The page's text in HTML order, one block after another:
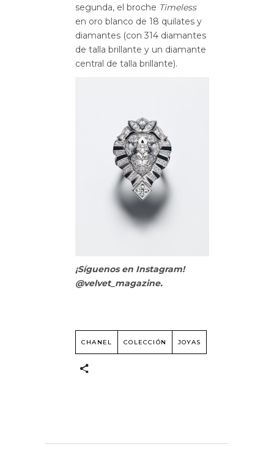
segunda, el broche Timeless
en oro blanco de 18 quilates y
diamantes (con 314 diamantes
de talla brillante y un diamante
central de talla brillante).
¡Síguenos en Instagram!
@velvet_magazine.
CHANEL COLECCIÓN JOYAS